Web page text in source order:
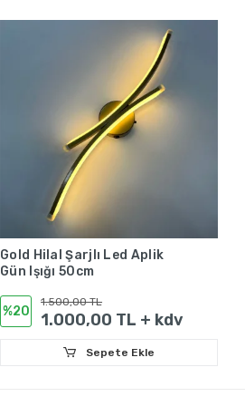
Gold Hilal Şarjlı Led Aplik
Gün Işığı 50cm
%20
1.500,00 TL
1.000,00 TL + kdv
Sepete Ekle